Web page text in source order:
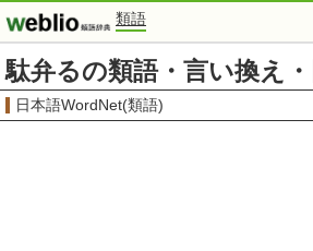
類語
駄弁るの類語・言い換え
日本語WordNet(類語)